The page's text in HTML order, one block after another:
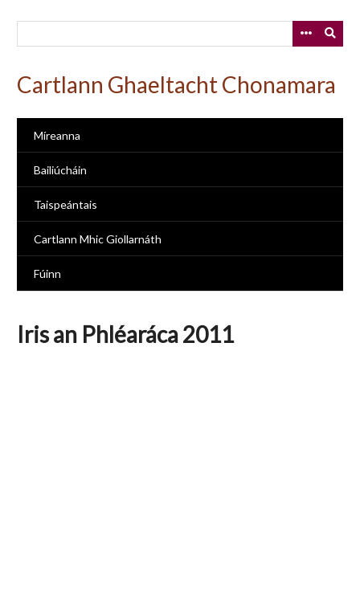
Cartlann Ghaeltacht Chonamara
Míreanna
Bailiúcháin
Taispeántais
Cartlann Mhic Giollarnáth
Fúinn
Iris an Phléaráca 2011